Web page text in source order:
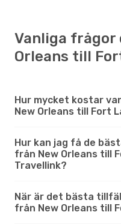
Vanliga frågor
Orleans till
Hur mycket kostar
New Orleans till Fort
Hur kan jag få de
från New Orleans till
Travellink?
När är det bästa
från New Orleans till